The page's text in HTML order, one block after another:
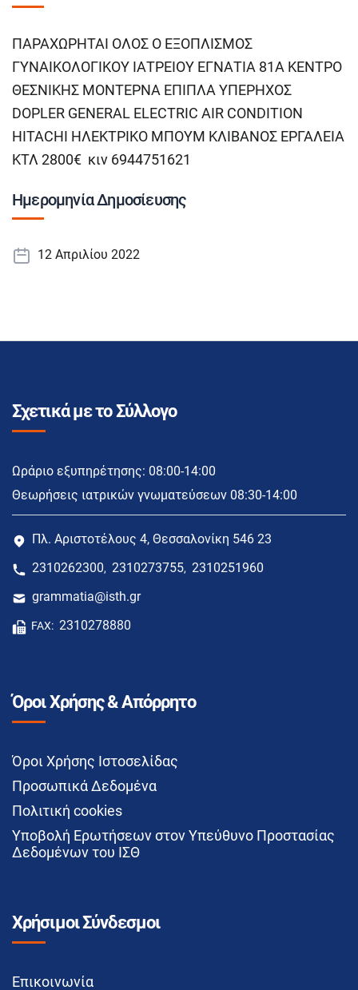
ΠΑΡΑΧΩΡΗΤΑΙ ΟΛΟΣ Ο ΕΞΟΠΛΙΣΜΟΣ
ΓΥΝΑΙΚΟΛΟΓΙΚΟΥ ΙΑΤΡΕΙΟΥ ΕΓΝΑΤΙΑ 81Α ΚΕΝΤΡΟ
ΘΕΣΝΙΚΗΣ ΜΟΝΤΕΡΝΑ ΕΠΙΠΛΑ ΥΠΕΡΗΧΟΣ
DOPLER GENERAL ELECTRIC AIR CONDITION
HITACHI ΗΛΕΚΤΡΙΚΟ ΜΠΟΥΜ ΚΛΙΒΑΝΟΣ ΕΡΓΑΛΕΙΑ
ΚΤΛ 2800€ κιν 6944751621
Ημερομηνία Δημοσίευσης
12 Απριλίου 2022
Σχετικά με το Σύλλογο
Ωράριο εξυπηρέτησης: 08:00-14:00
Θεωρήσεις ιατρικών γνωματεύσεων 08:30-14:00
Πλ. Αριστοτέλους 4, Θεσσαλονίκη 546 23
2310262300, 2310273755, 2310251960
grammatia@isth.gr
FAX: 2310278880
Όροι Χρήσης & Απόρρητο
Όροι Χρήσης Ιστοσελίδας
Προσωπικά Δεδομένα
Πολιτική cookies
Υποβολή Ερωτήσεων στον Υπεύθυνο Προστασίας
Δεδομένων του ΙΣΘ
Χρήσιμοι Σύνδεσμοι
Επικοινωνία